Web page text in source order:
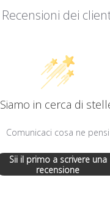
Recensioni dei
Siamo in cerca di
Comunicaci cosa ne pensi
Sii il primo a scrivere una
recensione